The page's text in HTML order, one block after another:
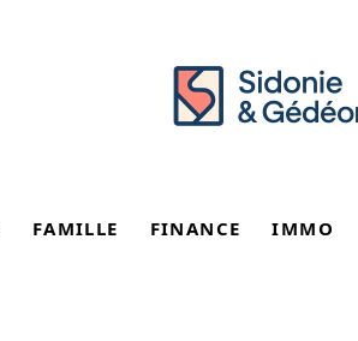
FAMILLE FINANCE IMMO